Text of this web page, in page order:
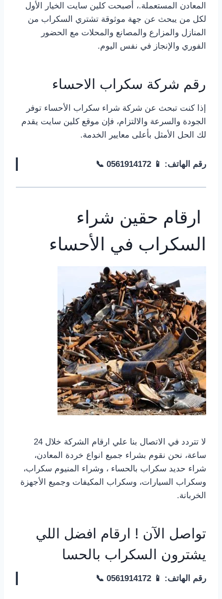
المعادن المستعملة.، أصبحت كلين سايت الخيار الأول
لكل من يبحث عن جهة موثوقة تشتري السكراب من
المنازل والمزارع والمصانع والمحلات مع الحضور
الفوري والإنجاز في نفس اليوم.
رقم شركة سكراب الاحساء
إذا كنت تبحث عن شركة شراء سكراب الأحساء توفر
الجودة والسرعة والالتزام، فإن موقع كلين سايت يقدم
لك الحل الأمثل بأعلى معايير الخدمة.
رقم الهاتف: 📱 0561914172 📞
ارقام حقين شراء
السكراب في الأحساء
لا تتردد في الاتصال بنا علي ارقام الشركة خلال 24
ساعة، نحن نقوم بشراء جميع انواع خردة المعادن،
شراء حديد سكراب بالحساء ، وشراء المنيوم سكراب،
وسكراب السيارات، وسكراب المكيفات وجميع الأجهزة
الخربانة.
تواصل الآن ! ارقام افضل اللي
يشترون السكراب بالحسا
رقم الهاتف: 📱 0561914172 📞